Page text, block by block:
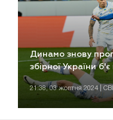
Динамо знову
збірної України
21:38, 03 жовтня 2024 |